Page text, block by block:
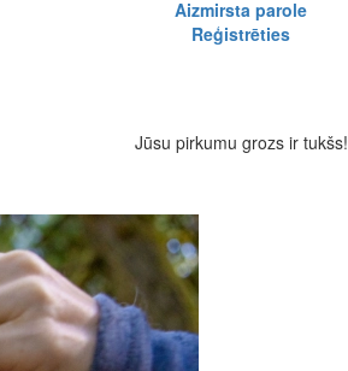
Aizmirsta parole
Reģistrēties
Jūsu pirkumu grozs ir tukšs!